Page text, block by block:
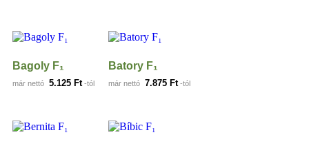
Bagoly F₁
már nettó 5.125 Ft -tól
Batory F₁
már nettó 7.875 Ft -tól